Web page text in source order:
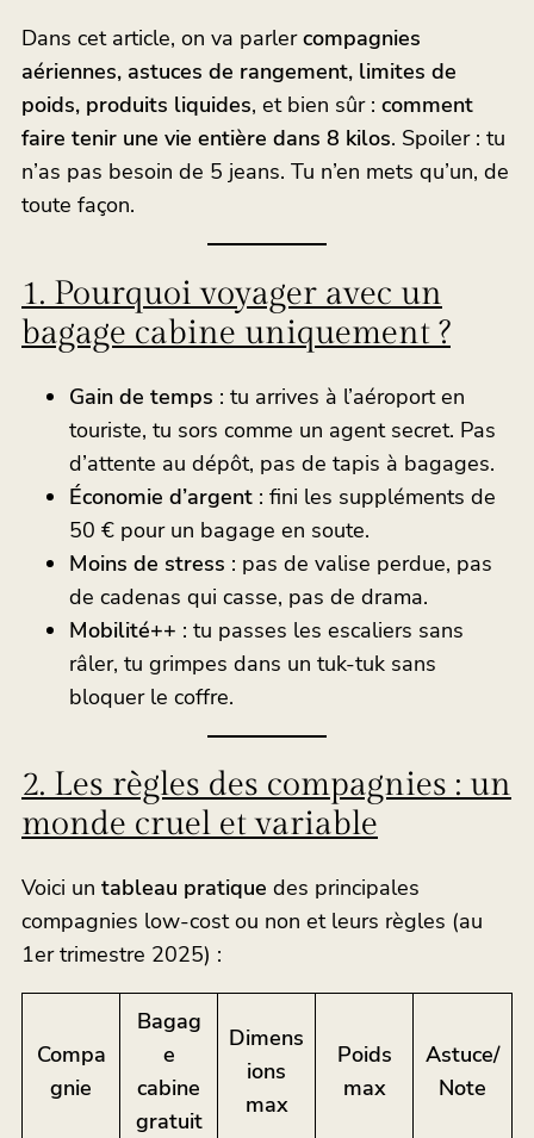
Dans cet article, on va parlercompagnies
aériennes, astuces de rangement, limites de
poids, produits liquides, et bien sûr : comment
faire tenir une vie entière dans 8 kilos. Spoiler : tu
n’as pas besoin de 5 jeans. Tu n’en mets qu’un, de
toute façon.
1. Pourquoi voyager avec un
bagage cabine uniquement ?
Gain de temps : tu arrives à l’aéroport en
touriste, tu sors comme un agent secret. Pas
d’attente au dépôt, pas de tapis à bagages.
Économie d’argent : fini les suppléments de
50 € pour un bagage en soute.
Moins de stress : pas de valise perdue, pas
de cadenas qui casse, pas de drama.
Mobilité++ : tu passes les escaliers sans
râler, tu grimpes dans un tuk-tuk sans
bloquer le coffre.
2. Les règles des compagnies : un
monde cruel et variable
Voici un tableau pratique des principales
compagnies low-cost ou non et leurs règles (au
1er trimestre 2025) :
Compa
gnie
Bagag
e
cabine
gratuit
Dimens
ions
max
Poids
max
Astuce/
Note